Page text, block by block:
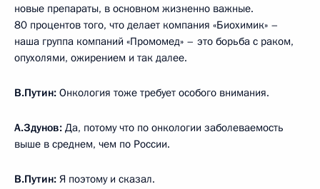
новые препараты, в основном жизненно важные.
80 процентов того, что делает компания «Биохимик» –
наша группа компаний «Промомед» – это борьба с раком,
опухолями, ожирением и так далее.
В.Путин: Онкология тоже требует особого внимания.
А.Здунов: Да, потому что по онкологии заболеваемость
выше в среднем, чем по России.
В.Путин: Я поэтому и сказал.